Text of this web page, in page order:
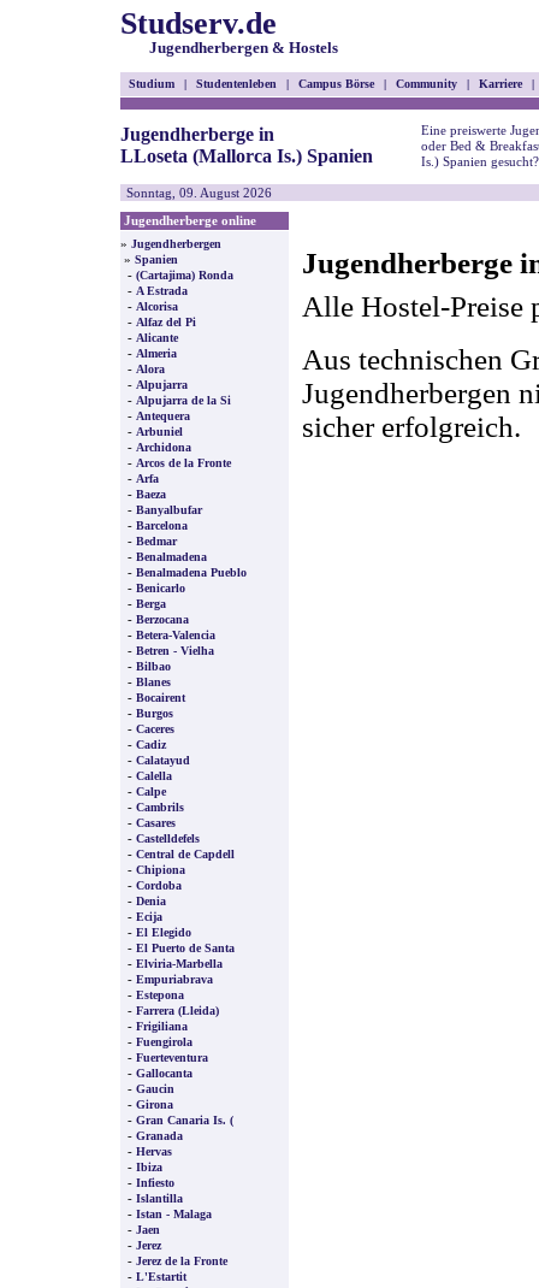
Studserv.de
Jugendherbergen & Hostels
Studium | Studentenleben | Campus Börse | Community | Karriere |
Jugendherberge in
LLoseta (Mallorca Is.) Spanien
Eine preiswerte
oder Bed &
Is.) Spanien gesucht?
Sonntag, 09. August 2026
Jugendherberge online
» Jugendherbergen
» Spanien
- (Cartajima) Ronda
- A Estrada
- Alcorisa
- Alfaz del Pi
- Alicante
- Almeria
- Alora
- Alpujarra
- Alpujarra de la Si
- Antequera
- Arbuniel
- Archidona
- Arcos de la Fronte
- Arfa
- Baeza
- Banyalbufar
- Barcelona
- Bedmar
- Benalmadena
- Benalmadena Pueblo
- Benicarlo
- Berga
- Berzocana
- Betera-Valencia
- Betren - Vielha
- Bilbao
- Blanes
- Bocairent
- Burgos
- Caceres
- Cadiz
- Calatayud
- Calella
- Calpe
- Cambrils
- Casares
- Castelldefels
- Central de Capdell
- Chipiona
- Cordoba
- Denia
- Ecija
- El Elegido
- El Puerto de Santa
- Elviria-Marbella
- Empuriabrava
- Estepona
- Farrera (Lleida)
- Frigiliana
- Fuengirola
- Fuerteventura
- Gallocanta
- Gaucin
- Girona
- Gran Canaria Is. (
- Granada
- Hervas
- Ibiza
- Infiesto
- Islantilla
- Istan - Malaga
- Jaen
- Jerez
- Jerez de la Fronte
- L'Estartit
Jugendherberge
Alle Hostel-Preise
Aus technischen
Jugendherbergen
sicher erfolgreich.